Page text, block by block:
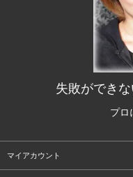
失敗ができな
プロ
マイアカウント